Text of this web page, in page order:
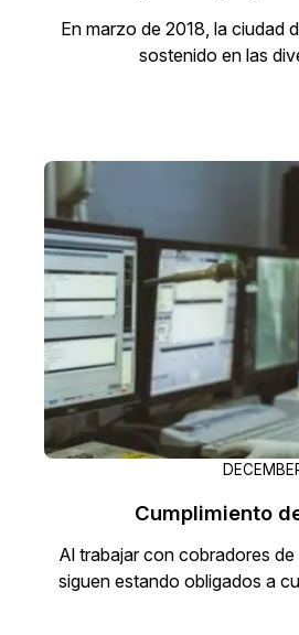
En marzo de 2018, la ciudad
sostenido en las
Cumplimiento
Al trabajar con cobradores
siguen estando obligados a